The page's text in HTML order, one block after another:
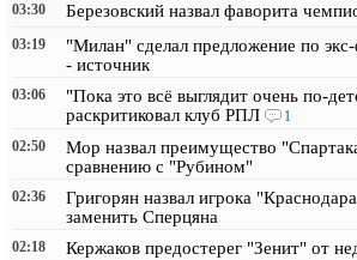
03:30 Березовский назвал фаворита
03:19
"Милан" сделал предложение по
- источник
03:06
"Пока это всё выглядит очень по-
раскритиковал клуб РПЛ
1
02:50
Мор назвал преимущество
сравнению с "Рубином"
02:36
Григорян назвал игрока
заменить Сперцяна
02:18 Кержаков предостерег "Зенит" от